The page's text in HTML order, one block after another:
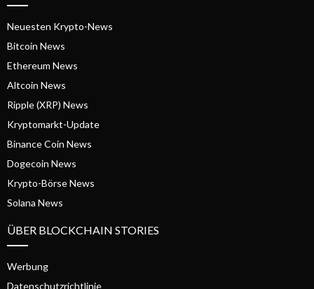
Neuesten Krypto-News
Bitcoin News
Ethereum News
Altcoin News
Ripple (XRP) News
Kryptomarkt-Update
Binance Coin News
Dogecoin News
Krypto-Börse News
Solana News
ÜBER BLOCKCHAIN STORIES
Werbung
Datenschutzrichtlinie